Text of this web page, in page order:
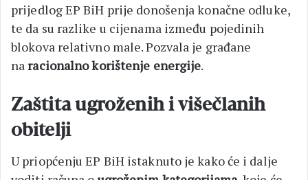
prijedlog EP BiH prije donošenja konačne odluke,
te da su razlike u cijenama između pojedinih
blokova relativno male. Pozvala je građane
naracionalno korištenje energije.
Zaštita ugroženih i višečlanih
obitelji
U priopćenju EP BiH istaknuto je kako će i dalje